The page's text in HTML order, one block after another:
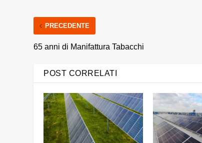
PRECEDENTE
65 anni di Manifattura Tabacchi
POST CORRELATI